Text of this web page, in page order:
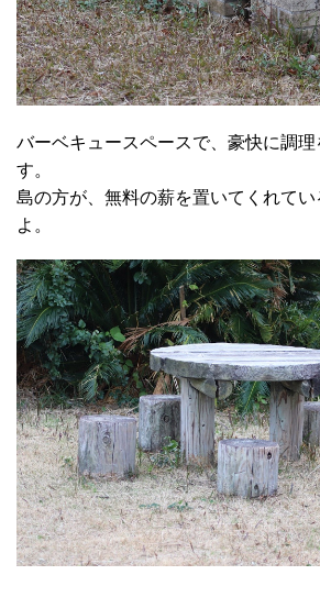
バーベキュースペースで、豪快に調
す。
島の方が、無料の薪を置いてくれて
よ。